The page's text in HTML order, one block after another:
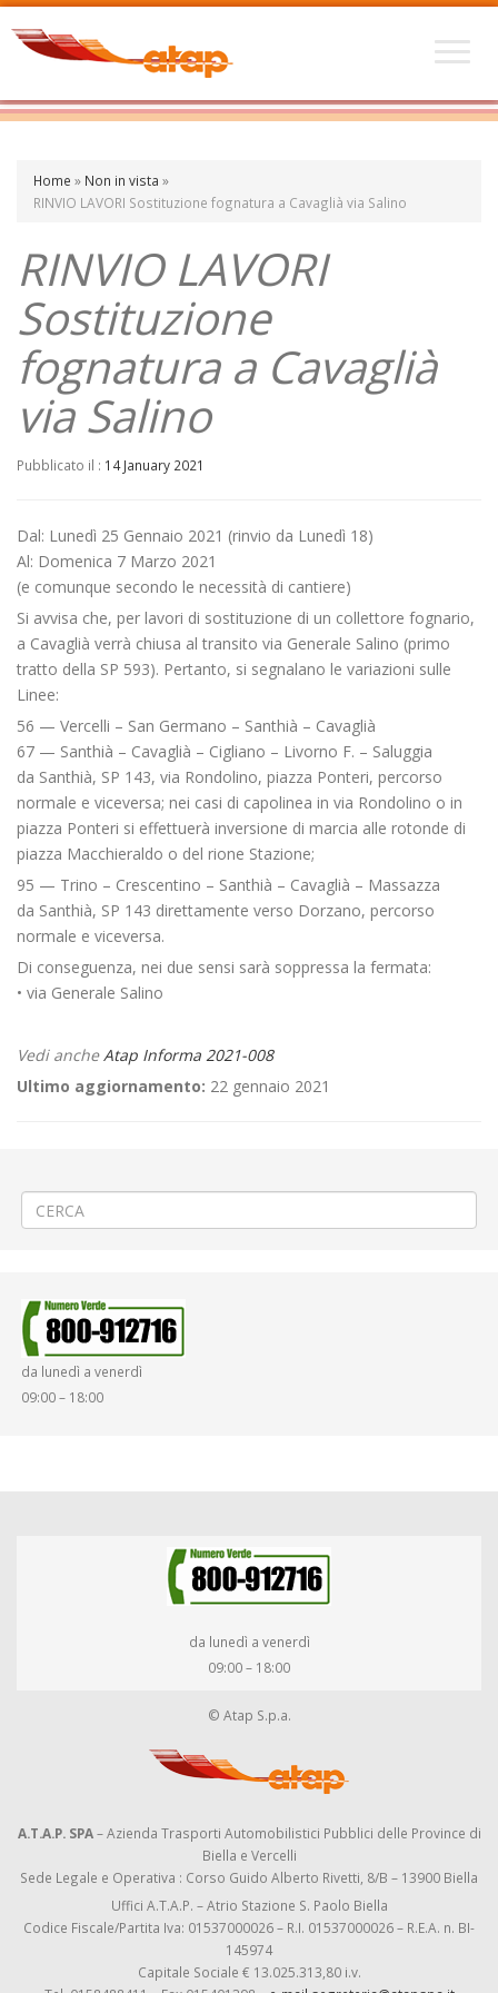
Home » Non in vista »
RINVIO LAVORI Sostituzione fognatura a Cavaglià via Salino
RINVIO LAVORI
Sostituzione
fognatura a Cavaglià
via Salino
Pubblicato il : 14 January 2021
Dal: Lunedì 25 Gennaio 2021 (rinvio da Lunedì 18)
Al: Domenica 7 Marzo 2021
(e comunque secondo le necessità di cantiere)
Si avvisa che, per lavori di sostituzione di un collettore fognario,
a Cavaglià verrà chiusa al transito via Generale Salino (primo
tratto della SP 593). Pertanto, si segnalano le variazioni sulle
Linee:
56 — Vercelli – San Germano – Santhià – Cavaglià
67 — Santhià – Cavaglià – Cigliano – Livorno F. – Saluggia
da Santhià, SP 143, via Rondolino, piazza Ponteri, percorso
normale e viceversa; nei casi di capolinea in via Rondolino o in
piazza Ponteri si effettuerà inversione di marcia alle rotonde di
piazza Macchieraldo o del rione Stazione;
95 — Trino – Crescentino – Santhià – Cavaglià – Massazza
da Santhià, SP 143 direttamente verso Dorzano, percorso
normale e viceversa.
Di conseguenza, nei due sensi sarà soppressa la fermata:
• via Generale Salino
Vedi ancheAtap Informa 2021-008
Ultimo aggiornamento: 22 gennaio 2021
da lunedì a venerdì
09:00 – 18:00
da lunedì a venerdì
09:00 – 18:00
© Atap S.p.a.
A.T.A.P. SPA– Azienda Trasporti Automobilistici Pubblici delle Province di
Biella e Vercelli
Sede Legale e Operativa : Corso Guido Alberto Rivetti, 8/B – 13900 Biella
Uffici A.T.A.P. – Atrio Stazione S. Paolo Biella
Codice Fiscale/Partita Iva: 01537000026 – R.I. 01537000026 – R.E.A. n. BI-
145974
Capitale Sociale € 13.025.313,80 i.v.